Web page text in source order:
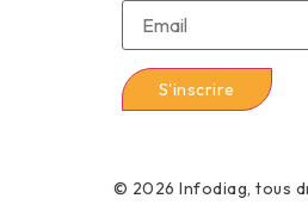
© 2026 Infodiag, tous